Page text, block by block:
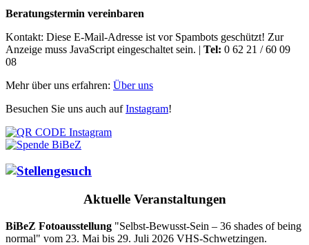
Beratungstermin vereinbaren
Kontakt: Diese E-Mail-Adresse ist vor Spambots geschützt! Zur
Anzeige muss JavaScript eingeschaltet sein. | Tel: 0 62 21 / 60 09
08
Mehr über uns erfahren: Über uns
Besuchen Sie uns auch aufInstagram!
Aktuelle Veranstaltungen
BiBeZ Fotoausstellung "Selbst-Bewusst-Sein – 36 shades of being
normal" vom 23. Mai bis 29. Juli 2026 VHS-Schwetzingen.